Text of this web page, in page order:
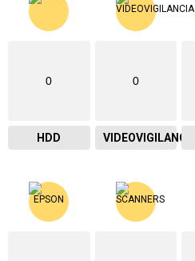
0
HDD
0
VIDEOVIGILANCIA